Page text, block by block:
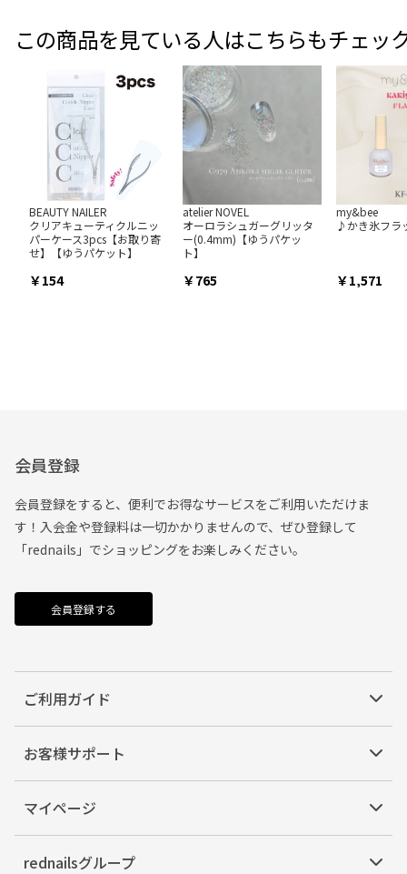
この商品を見ている人はこちらもチェッ
BEAUTY NAILER
クリアキューティクルニッ
パーケース3pcs【お取り寄
せ】【ゆうパケット】
154
atelier NOVEL
オーロラシュガーグリッタ
ー(0.4mm)【ゆうパケッ
ト】
765
my&bee
♪かき氷フラ
1,571
会員登録
会員登録をすると、便利でお得なサービスをご利用いただけま
す！入会金や登録料は一切かかりませんので、ぜひ登録して
「rednails」でショッピングをお楽しみください。
会員登録する
ご利用ガイド
お客様サポート
マイページ
rednailsグループ